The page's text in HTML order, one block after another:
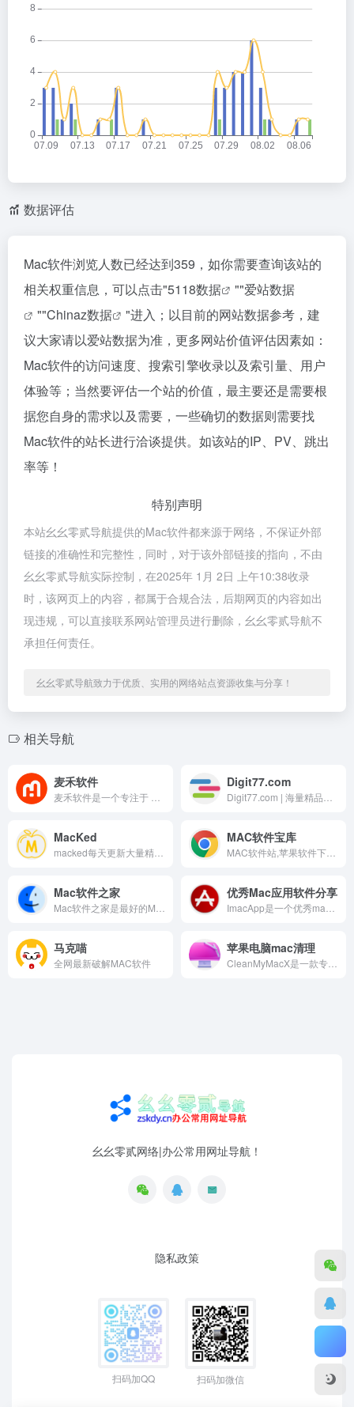
数据评估
Mac软件浏览人数已经达到359，如你需要查询该站的
相关权重信息，可以点击"5118数据 ""爱站数据
""Chinaz数据
"进入；以目前的网站数据参考，建
议大家请以爱站数据为准，更多网站价值评估因素如：
Mac软件的访问速度、搜索引擎收录以及索引量、用户
体验等；当然要评估一个站的价值，最主要还是需要根
据您自身的需求以及需要，一些确切的数据则需要找
Mac软件的站长进行洽谈提供。如该站的IP、PV、跳出
率等！
特别声明
本站幺幺零贰导航提供的Mac软件都来源于网络，不保证外部
链接的准确性和完整性，同时，对于该外部链接的指向，不由
幺幺零贰导航实际控制，在2025年 1月 2日 上午10:38收录
时，该网页上的内容，都属于合规合法，后期网页的内容如出
现违规，可以直接联系网站管理员进行删除，幺幺零贰导航不
承担任何责任。
幺幺零贰导航致力于优质、实用的网络站点资源收集与分享！
相关导航
麦禾软件 Digit77.com
MacKed MAC软件宝库
Mac软件之家 优秀Mac应用软件分享
马克喵
全网最新破解MAC软件
苹果电脑mac清理
幺幺零贰网络|办公常用网址导航！
隐私政策
扫码加QQ 扫码加微信